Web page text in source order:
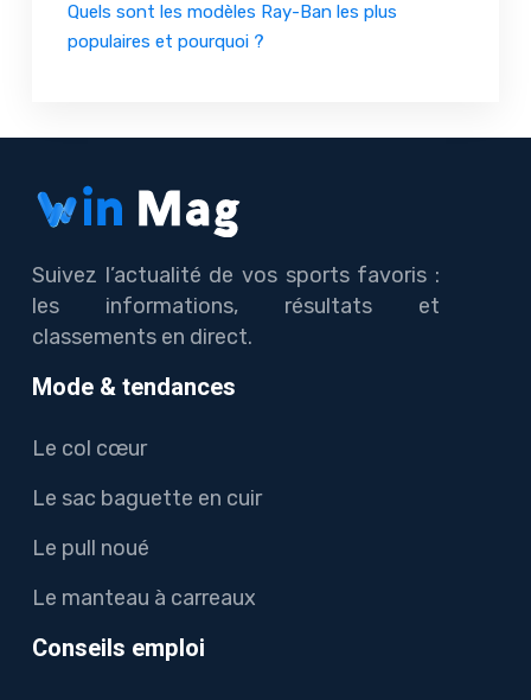
Quels sont les modèles Ray-Ban les plus
populaires et pourquoi ?
Suivez l’actualité de vos sports favoris :
les informations, résultats et
classements en direct.
Mode & tendances
Le col cœur
Le sac baguette en cuir
Le pull noué
Le manteau à carreaux
Conseils emploi